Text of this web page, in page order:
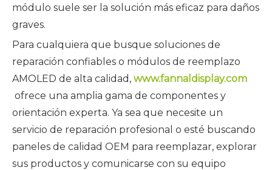
módulo suele ser la solución más eficaz para daños
graves.
Para cualquiera que busque soluciones de
reparación confiables o módulos de reemplazo
AMOLED de alta calidad, www.fannaldisplay.com
ofrece una amplia gama de componentes y
orientación experta. Ya sea que necesite un
servicio de reparación profesional o esté buscando
paneles de calidad OEM para reemplazar, explorar
sus productos y comunicarse con su equipo